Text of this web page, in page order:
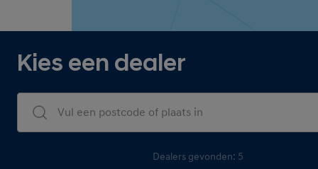
Kies een dealer
Dealers Search
Dealers gevonden: 5